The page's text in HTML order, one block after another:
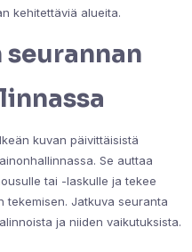
kehitettäviä alueita.
kuvan päivittäisistä
Se auttaa
tai -laskulle ja tekee
tekemisen. Jatkuva seuranta
ja niiden vaikutuksista.